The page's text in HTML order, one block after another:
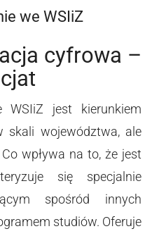
we WSIiZ
cyfrowa –
WSIiZ jest kierunkiem
województwa, ale
wpływa na to, że jest
się specjalnie
spośród innych
studiów. Oferuje